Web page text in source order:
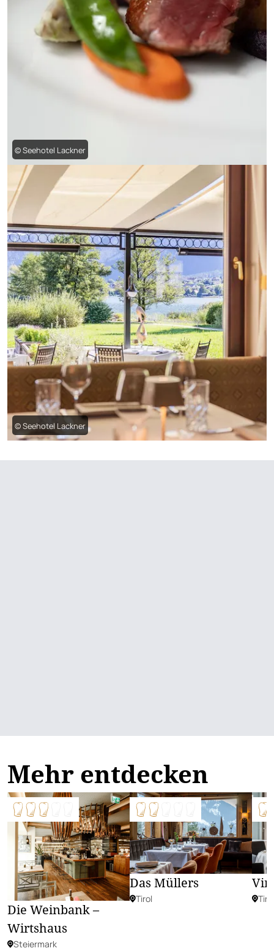
© Seehotel Lackner
© Seehotel Lackner
Mehr entdecken
Die Weinbank –
Wirtshaus
Steiermark
Das Müllers
Tirol Tirol